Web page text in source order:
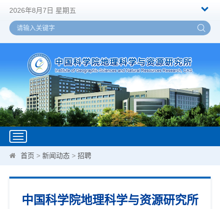
2026年8月7日 星期五
Toggle
navigation
首页 >新闻动态 >招聘
中国科学院地理科学与资源研究所